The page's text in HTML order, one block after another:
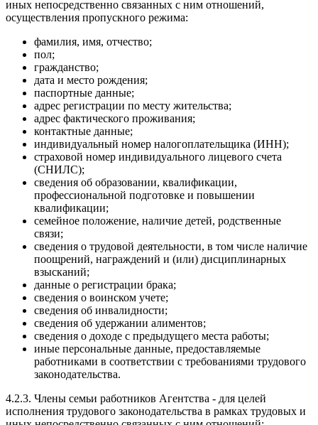
иных непосредственно связанных с ним отношений,
осуществления пропускного режима:
фамилия, имя, отчество;
пол;
гражданство;
дата и место рождения;
паспортные данные;
адрес регистрации по месту жительства;
адрес фактического проживания;
контактные данные;
индивидуальный номер налогоплательщика (ИНН);
страховой номер индивидуального лицевого счета
(СНИЛС);
сведения об образовании, квалификации,
профессиональной подготовке и повышении
квалификации;
семейное положение, наличие детей, родственные
связи;
сведения о трудовой деятельности, в том числе наличие
поощрений, награждений и (или) дисциплинарных
взысканий;
данные о регистрации брака;
сведения о воинском учете;
сведения об инвалидности;
сведения об удержании алиментов;
сведения о доходе с предыдущего места работы;
иные персональные данные, предоставляемые
работниками в соответствии с требованиями трудового
законодательства.
4.2.3. Члены семьи работников Агентства - для целей
исполнения трудового законодательства в рамках трудовых и